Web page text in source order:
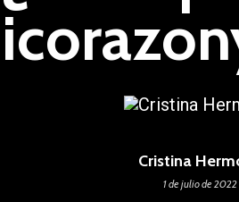
Cristina
1 de julio de 2022